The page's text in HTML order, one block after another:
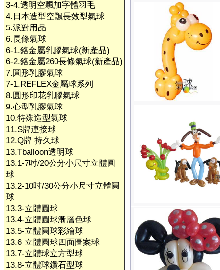
3-4.透明空飄加字體羽毛
4.日本造型空飄長效型氣球
5.派對用品
6.長條氣球
6-1.鉻金屬乳膠氣球(新產品)
6-2.鉻金屬260長條氣球(新產品)
7.圓形乳膠氣球
7-1.REFLEX金屬球系列
8.圓形印花乳膠氣球
9.心型乳膠氣球
10.特殊造型氣球
11.S牌連接球
12.Q牌 持久球
13.Tballoon透明球
13.1-7吋/20公分小尺寸立體圓
球
13.2-10吋/30公分小尺寸立體圓
球
13.3-立體圓球
13.4-立體圓球漸層色球
13.5-立體圓球彩繪球
13.6-立體圓球四面圖案球
13.7-立體球立方型球
13.8-立體球鑽石型球